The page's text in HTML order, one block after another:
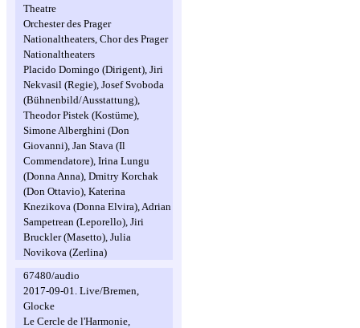
Theatre
Orchester des Prager
Nationaltheaters, Chor des Prager
Nationaltheaters
Placido Domingo (Dirigent), Jiri
Nekvasil (Regie), Josef Svoboda
(Bühnenbild/Ausstattung),
Theodor Pistek (Kostüme),
Simone Alberghini (Don
Giovanni), Jan Stava (Il
Commendatore), Irina Lungu
(Donna Anna), Dmitry Korchak
(Don Ottavio), Katerina
Knezikova (Donna Elvira), Adrian
Sampetrean (Leporello), Jiri
Bruckler (Masetto), Julia
Novikova (Zerlina)
67480/audio
2017-09-01. Live/Bremen,
Glocke
Le Cercle de l'Harmonie,